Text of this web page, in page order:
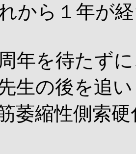
から１年が
年を待たず
生の後を追
萎縮性側索